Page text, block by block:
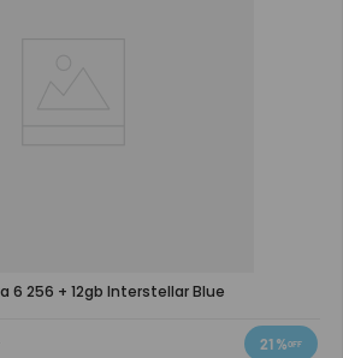
6 256 + 12gb Interstellar Blue
21 %